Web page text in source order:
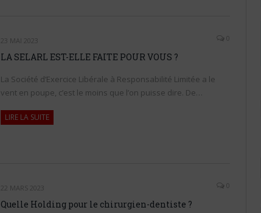
23 MAI 2023 0
LA SELARL EST-ELLE FAITE POUR VOUS ?
La Société d’Exercice Libérale à Responsabilité Limitée a le
vent en poupe, c’est le moins que l’on puisse dire. De…
LIRE LA SUITE
22 MARS 2023 0
Quelle Holding pour le chirurgien-dentiste ?